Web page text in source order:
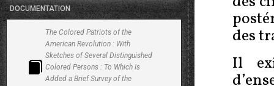
des
Il
DOCUMENTATION
The Colored Patriots of the
American Revolution : With
Sketches of Several Distinguished
Colored Persons : To Which Is
Added a Brief Survey of the